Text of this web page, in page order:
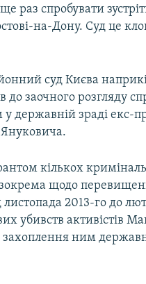
раз спробувати
на-Дону. Суд це
суд Києва
заочного розгляду
державній зраді екс-
Януковича.
кількох
зокрема щодо
2013-го до
убивств активістів
ним